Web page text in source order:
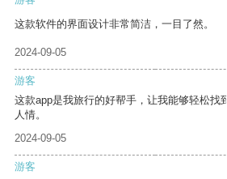
这款软件的界面设计非常简洁，一目了然。
2024-09-05
游客
这款app是我旅行的好帮手，让我能够轻松找
人情。
2024-09-05
游客